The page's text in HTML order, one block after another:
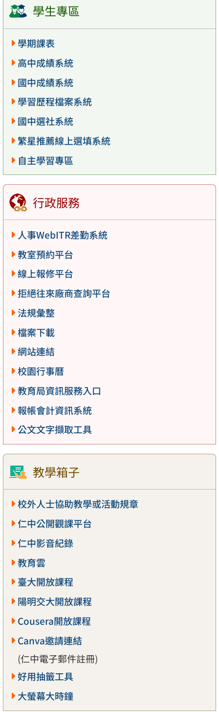
學生專區
學期課表
高中成績系統
國中成績系統
學習歷程檔案系統
國中選社系統
繁星推薦線上選填系統
自主學習專區
行政服務
人事WebITR差勤系統
教室預約平台
線上報修平台
拒絕往來廠商查詢平台
法規彙整
檔案下載
網站連結
校園行事曆
教育局資訊服務入口
報帳會計資訊系統
公文文字擷取工具
教學箱子
校外人士協助教學或活動規章
仁中公開觀課平台
仁中影音紀錄
教育雲
臺大開放課程
陽明交大開放課程
Cousera開放課程
Canva邀請連結
(仁中電子郵件註冊)
好用抽籤工具
大螢幕大時鐘